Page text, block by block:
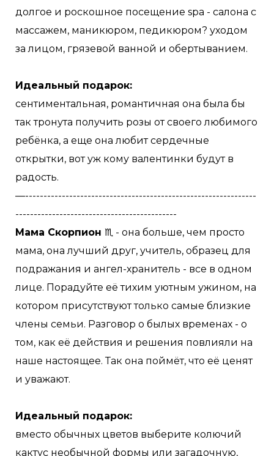
долгое и роскошное посещение spa - салона с
массажем, маникюром, педикюром? уходом
за лицом, грязевой ванной и обертыванием.
Идеальный подарок:
сентиментальная, романтичная она была бы
так тронута получить розы от своего любимого
ребёнка, а еще она любит сердечные
открытки, вот уж кому валентинки будут в
радость.
—---------------------------------------------------------------
--------------------------------------------
Мама Скорпион ♏️ - она больше, чем просто
мама, она лучший друг, учитель, образец для
подражания и ангел-хранитель - все в одном
лице. Порадуйте её тихим уютным ужином, на
котором присутствуют только самые близкие
члены семьи. Разговор о былых временах - о
том, как её действия и решения повлияли на
наше настоящее. Так она поймёт, что её ценят
и уважают.
Идеальный подарок:
вместо обычных цветов выберите колючий
кактус необычной формы или загадочную,